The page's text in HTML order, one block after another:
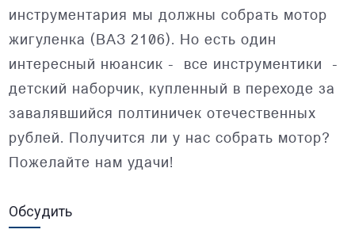
инструментария мы должны собрать мотор
жигуленка (ВАЗ 2106). Но есть один
интересный нюансик - все инструментики -
детский наборчик, купленный в переходе за
завалявшийся полтиничек отечественных
рублей. Получится ли у нас собрать мотор?
Пожелайте нам удачи!
Обсудить